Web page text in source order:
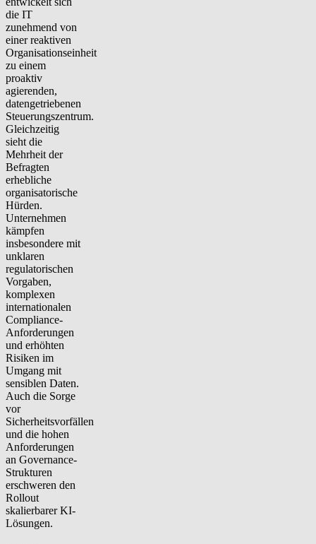
die IT
zunehmend von
einer reaktiven
Organisationseinheit
zu einem
proaktiv
agierenden,
datengetriebenen
Steuerungszentrum.
Gleichzeitig
sieht die
Mehrheit der
Befragten
erhebliche
organisatorische
Hürden.
Unternehmen
kämpfen
insbesondere mit
unklaren
regulatorischen
Vorgaben,
komplexen
internationalen
Compliance-
Anforderungen
und erhöhten
Risiken im
Umgang mit
sensiblen Daten.
Auch die Sorge
vor
Sicherheitsvorfällen
und die hohen
Anforderungen
an Governance-
Strukturen
erschweren den
Rollout
skalierbarer KI-
Lösungen.